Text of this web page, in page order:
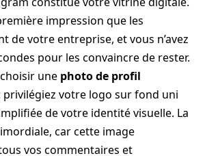
impression que les
de votre entreprise, et vous n’avez
pour les convaincre de rester.
une photo de profil
privilégiez votre logo sur fond uni
de votre identité visuelle. La
car cette image
vos commentaires et